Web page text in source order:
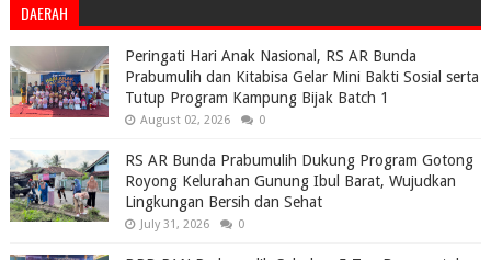
DAERAH
Peringati Hari Anak Nasional, RS AR Bunda
Prabumulih dan Kitabisa Gelar Mini Bakti Sosial serta
Tutup Program Kampung Bijak Batch 1
August 02, 2026 0
RS AR Bunda Prabumulih Dukung Program Gotong
Royong Kelurahan Gunung Ibul Barat, Wujudkan
Lingkungan Bersih dan Sehat
July 31, 2026 0